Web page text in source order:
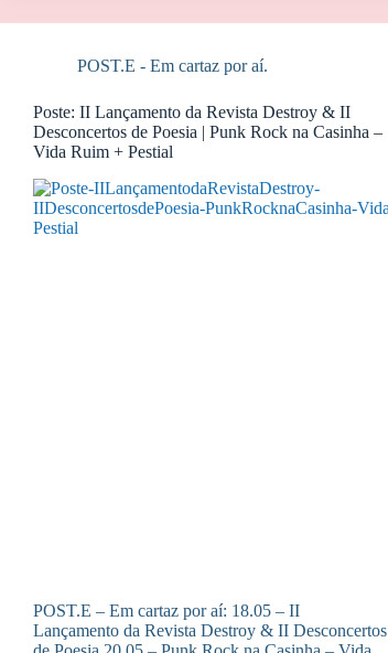
POST.E - Em cartaz por aí.
Poste: II Lançamento da Revista Destroy & II
Desconcertos de Poesia | Punk Rock na Casinha –
Vida Ruim + Pestial
POST.E – Em cartaz por aí: 18.05 – II
Lançamento da Revista Destroy & II Desconcertos